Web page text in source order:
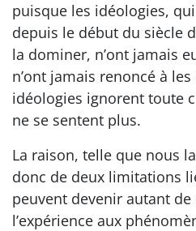
puisque les idéologies,
depuis le début du siècle
la dominer, n’ont jamais
n’ont jamais renoncé à
idéologies ignorent toute
ne se sentent plus.
La raison, telle que nous
donc de deux limitations
peuvent devenir autant de
l’expérience aux